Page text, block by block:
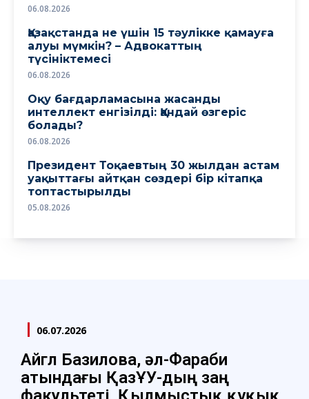
06.08.2026
Қазақстанда не үшін 15 тәулікке қамауға
алуы мүмкін? – Адвокаттың
түсініктемесі
06.08.2026
Оқу бағдарламасына жасанды
интеллект енгізілді: Қандай өзгеріс
болады?
06.08.2026
Президент Тоқаевтың 30 жылдан астам
уақыттағы айтқан сөздері бір кітапқа
топтастырылды
05.08.2026